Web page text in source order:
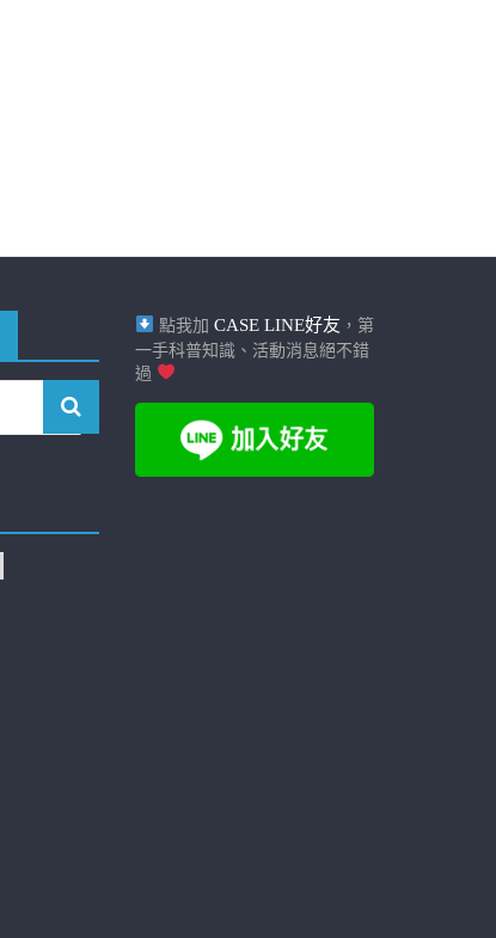
點我加 CASE LINE好友 ，第
一手科普知識、活動消息絕不錯
過